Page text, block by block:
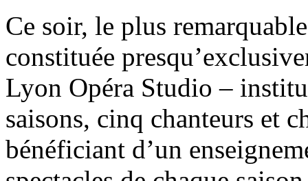
Ce soir, le plus
constituée
Lyon Opéra Studio –
saisons, cinq chanteurs et
bénéficiant d’un